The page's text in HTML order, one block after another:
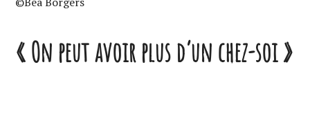
« On peut avoir plus d’un chez-soi »